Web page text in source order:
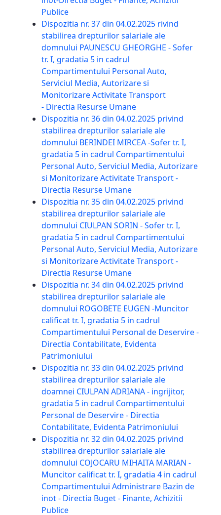
Publice
Dispozitia nr. 37 din 04.02.2025 rivind
stabilirea drepturilor salariale ale
domnului PAUNESCU GHEORGHE - Sofer
tr. I, gradatia 5 in cadrul
Compartimentului Personal Auto,
Serviciul Media, Autorizare si
Monitorizare Activitate Transport
- Directia Resurse Umane
Dispozitia nr. 36 din 04.02.2025 privind
stabilirea drepturilor salariale ale
domnului BERINDEI MIRCEA -Sofer tr. I,
gradatia 5 in cadrul Compartimentului
Personal Auto, Serviciul Media, Autorizare
si Monitorizare Activitate Transport -
Directia Resurse Umane
Dispozitia nr. 35 din 04.02.2025 privind
stabilirea drepturilor salariale ale
domnului CIULPAN SORIN - Sofer tr. I,
gradatia 5 in cadrul Compartimentului
Personal Auto, Serviciul Media, Autorizare
si Monitorizare Activitate Transport -
Directia Resurse Umane
Dispozitia nr. 34 din 04.02.2025 privind
stabilirea drepturilor salariale ale
domnului ROGOBETE EUGEN -Muncitor
calificat tr. I, gradatia 5 in cadrul
Compartimentului Personal de Deservire -
Directia Contabilitate, Evidenta
Patrimoniului
Dispozitia nr. 33 din 04.02.2025 privind
stabilirea drepturilor salariale ale
doamnei CIULPAN ADRIANA - ingrijitor,
gradatia 5 in cadrul Compartimentului
Personal de Deservire - Directia
Contabilitate, Evidenta Patrimoniului
Dispozitia nr. 32 din 04.02.2025 privind
stabilirea drepturilor salariale ale
domnului COJOCARU MIHAITA MARIAN -
Muncitor calificat tr. I, gradatia 4 in cadrul
Compartimentului Administrare Bazin de
inot - Directia Buget - Finante, Achizitii
Publice